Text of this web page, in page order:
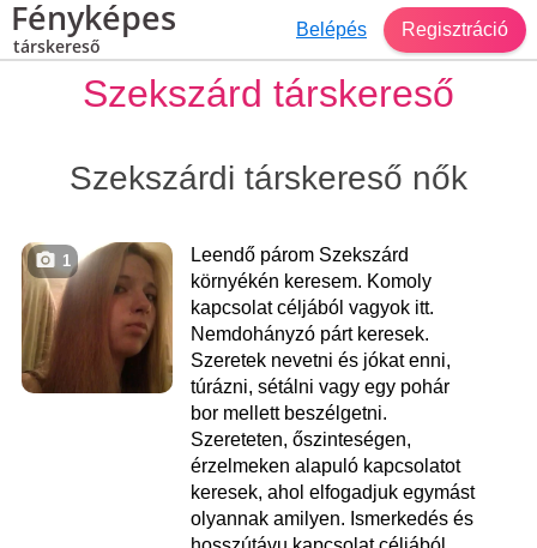
Fényképes
társkereső
Belépés Regisztráció
Szekszárd társkereső
Szekszárdi társkereső nők
1
Leendő párom Szekszárd
környékén keresem. Komoly
kapcsolat céljából vagyok itt.
Nemdohányzó párt keresek.
Szeretek nevetni és jókat enni,
túrázni, sétálni vagy egy pohár
bor mellett beszélgetni.
Szereteten, őszinteségen,
érzelmeken alapuló kapcsolatot
keresek, ahol elfogadjuk egymást
olyannak amilyen. Ismerkedés és